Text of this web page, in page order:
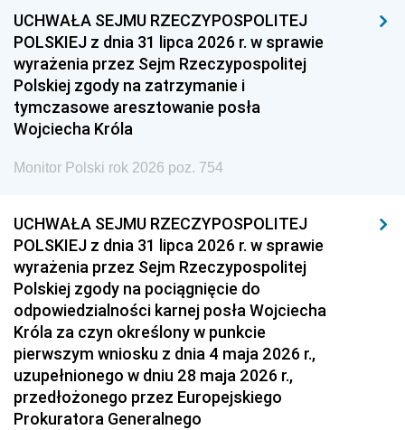
1954 1953 1952
1951 1950 1949
1948 1947
1939
UCHWAŁA SEJMU RZECZYPOSPOLITEJ
POLSKIEJ z dnia 31 lipca 2026 r. w sprawie
wyrażenia przez Sejm Rzeczypospolitej
Polskiej zgody na zatrzymanie i
tymczasowe aresztowanie posła
Wojciecha Króla
Monitor Polski rok 2026 poz. 754
UCHWAŁA SEJMU RZECZYPOSPOLITEJ
POLSKIEJ z dnia 31 lipca 2026 r. w sprawie
wyrażenia przez Sejm Rzeczypospolitej
Polskiej zgody na pociągnięcie do
odpowiedzialności karnej posła Wojciecha
Króla za czyn określony w punkcie
pierwszym wniosku z dnia 4 maja 2026 r.,
uzupełnionego w dniu 28 maja 2026 r.,
przedłożonego przez Europejskiego
Prokuratora Generalnego